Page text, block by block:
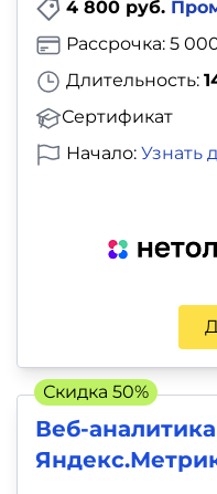
4 800 руб.
Длительность:
Сертификат
Рассрочка: 5
Начало: Узнать
Веб-
Скидка 50%